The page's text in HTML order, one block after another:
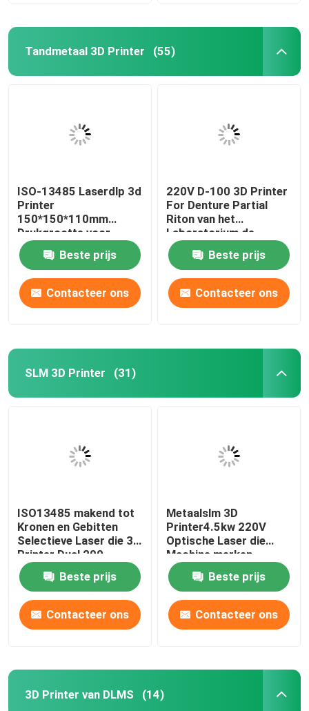
Tandmetaal 3D Printer (55)
ISO-13485 Laserdlp 3d
Printer
150*150*110mm
Drukgrootte voor
Tandimplant Modellen
Beste prijs
Contacteer ons
220V D-100 3D Printer
For Denture Partial
Riton van het
Laboratorium de
Tandmetaal
Beste prijs
Contacteer ons
SLM 3D Printer (31)
ISO13485 makend tot
Kronen en Gebitten
Selectieve Laser die 3d
Printer Dual 200
smelten
Beste prijs
Contacteer ons
Metaalslm 3D
Printer4.5kw 220V
Optische Laser die
Machine merken
Beste prijs
Contacteer ons
3D Printer van DLMS (14)